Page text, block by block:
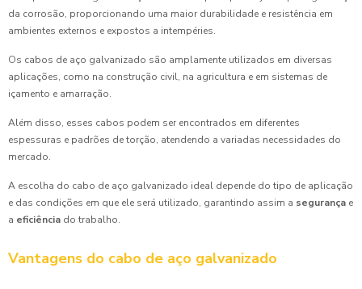
da corrosão, proporcionando uma maior durabilidade e resistência em
ambientes externos e expostos a intempéries.
Os cabos de aço galvanizado são amplamente utilizados em diversas
aplicações, como na construção civil, na agricultura e em sistemas de
içamento e amarração.
Além disso, esses cabos podem ser encontrados em diferentes
espessuras e padrões de torção, atendendo a variadas necessidades do
mercado.
A escolha do cabo de aço galvanizado ideal depende do tipo de aplicação
e das condições em que ele será utilizado, garantindo assim a segurança e
a eficiência do trabalho.
Vantagens do cabo de aço galvanizado